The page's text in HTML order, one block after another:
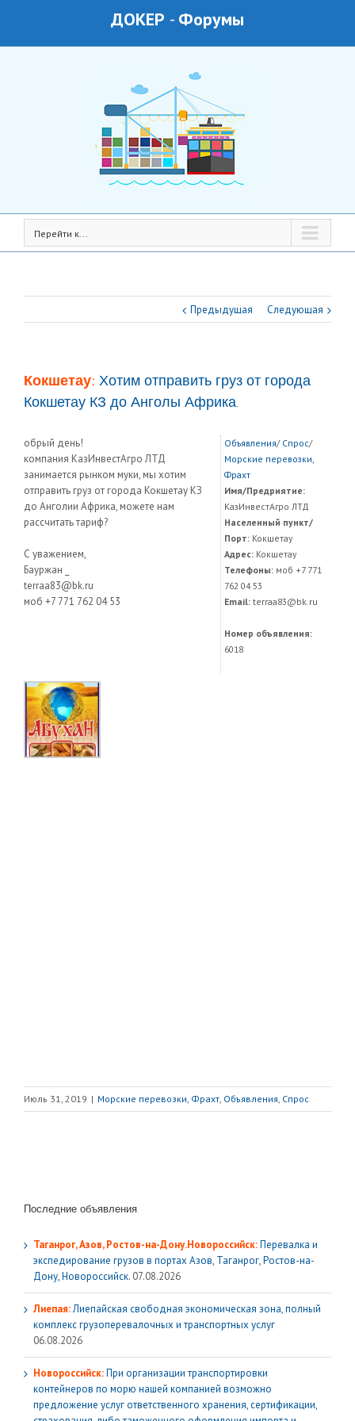
ДОКЕР - Форумы
Перейти к...
Предыдущая Следующая
Кокшетау: Хотим отправить груз от города
Кокшетау КЗ до Анголы Африка.
обрый день!
компания КазИнвестАгро ЛТД
занимается рынком муки, мы хотим
отправить груз от города Кокшетау КЗ
до Анголии Африка, можете нам
рассчитать тариф?
С уважением,
Бауржан _
terraa83@bk.ru
моб +7 771 762 04 53
Объявления/ Спрос/
Морские перевозки,
Фрахт
Имя/Предриятие:
КазИнвестАгро ЛТД
Населенный пункт/
Порт:Кокшетау
Адрес:Кокшетау
Телефоны:моб +7 771
762 04 53
Email:terraa83@bk.ru
Номер объявления:
6018
Июль 31, 2019 | Морские перевозки, Фрахт, Объявления, Спрос
Последние объявления
Таганрог, Азов, Ростов-на-Дону.Новороссийск:Перевалка и
экспедирование грузов в портах Азов, Таганрог, Ростов-на-
Дону, Новороссийск. 07.08.2026
Лиепая:Лиепайская свободная экономическая зона, полный
комплекс грузoперевалочных и транспортных услуг
06.08.2026
Новороссийск:При организации транспортировки
контейнеров по морю нашей компанией возможно
предложение услуг ответственного хранения, сертификации,